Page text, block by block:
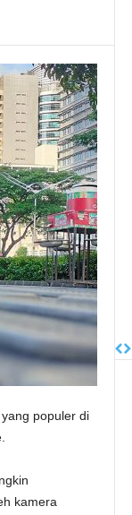
populer di
kamera